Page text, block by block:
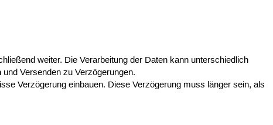
weiter. Die Verarbeitung der Daten kann unterschiedlich
Versenden zu Verzögerungen.
Verzögerung einbauen. Diese Verzögerung muss länger sein, als